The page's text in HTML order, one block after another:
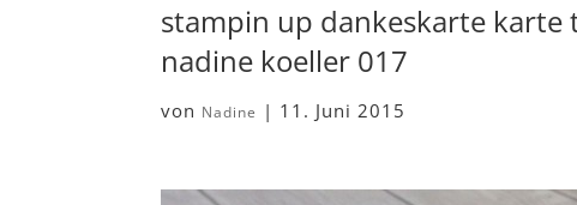
stampin up dankeskarte
nadine koeller 017
von Nadine | 11. Juni 2015